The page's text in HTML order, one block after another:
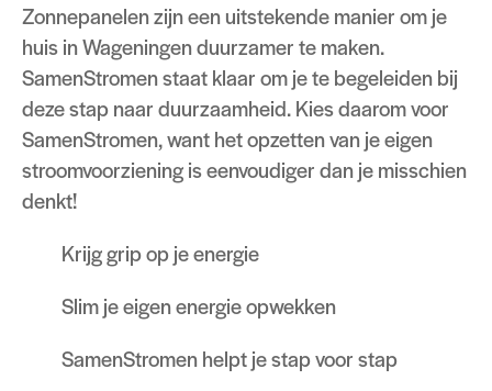
Zonnepanelen zijn een uitstekende manier om je
huis in Wageningen duurzamer te maken.
SamenStromen staat klaar om je te begeleiden bij
deze stap naar duurzaamheid. Kies daarom voor
SamenStromen, want het opzetten van je eigen
stroomvoorziening is eenvoudiger dan je misschien
denkt!
Krijg grip op je energie
Slim je eigen energie opwekken
SamenStromen helpt je stap voor stap